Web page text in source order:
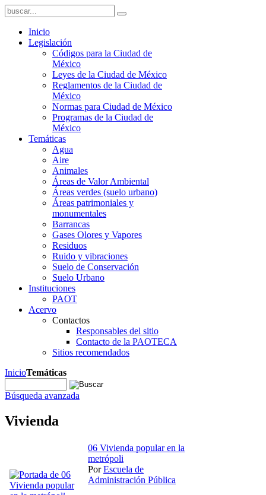
Inicio
Legislación
Códigos para la Ciudad de
México
Leyes de la Ciudad de México
Reglamentos de la Ciudad de
México
Normas para Ciudad de México
Programas de la Ciudad de
México
Temáticas
Agua
Aire
Animales
Áreas de Valor Ambiental
Áreas verdes (suelo urbano)
Áreas patrimoniales y
monumentales
Barrancas
Gases Olores y Vapores
Residuos
Ruido y vibraciones
Suelo de Conservación
Suelo Urbano
Instituciones
PAOT
Acervo
Contactos
Responsables del sitio
Contacto de la PAOTECA
Sitios recomendados
InicioTemáticas
Búsqueda avanzada
Vivienda
06 Vivienda popular en la
metrópoli
PorEscuela de
Administración Pública